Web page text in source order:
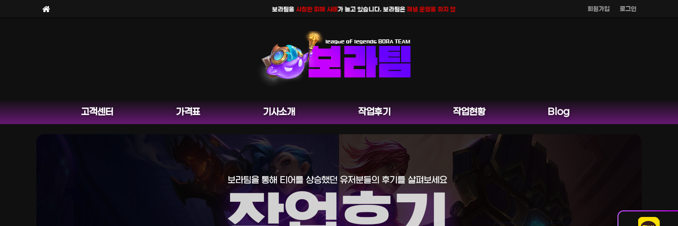
회원가입 로그인
보라팀을사칭한 피해 사례 가 늘고 있습니다. 보라팀은채널 운영을 하지 않으며공식 홈페이지 카카오톡 외 다른 채팅은 운영하지 않습니다.
고객센터 가격표 기사소개 작업후기 작업현황 Blog